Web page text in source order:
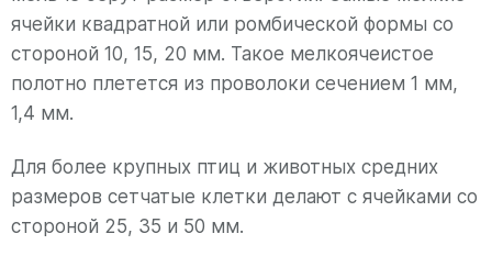
ячейки квадратной или ромбической формы со
стороной 10, 15, 20 мм. Такое мелкоячеистое
полотно плетется из проволоки сечением 1 мм,
1,4 мм.
Для более крупных птиц и животных средних
размеров сетчатые клетки делают с ячейками со
стороной 25, 35 и 50 мм.